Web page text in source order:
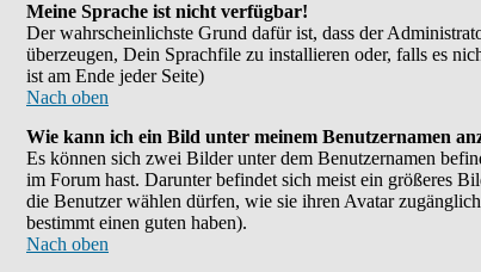
Meine Sprache ist nicht verfügbar!
Der wahrscheinlichste Grund dafür ist, dass der
überzeugen, Dein Sprachfile zu installieren oder, falls es
ist am Ende jeder Seite)
Nach oben
Wie kann ich ein Bild unter meinem Benutzernamen
Es können sich zwei Bilder unter dem Benutzernamen
im Forum hast. Darunter befindet sich meist ein größeres
die Benutzer wählen dürfen, wie sie ihren Avatar
bestimmt einen guten haben).
Nach oben